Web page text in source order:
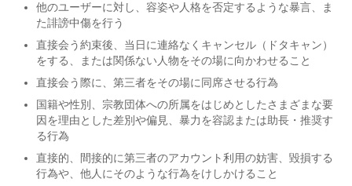
他のユーザーに対し、容姿や人格を否定するような暴言、ま
た誹謗中傷を行う
直接会う約束後、当日に連絡なくキャンセル（ドタキャン）
をする、または関係ない人物をその場に向かわせること
直接会う際に、第三者をその場に同席させる行為
国籍や性別、宗教団体への所属をはじめとしたさまざまな要
因を理由とした差別や偏見、暴力を容認または助長・推奨す
る行為
直接的、間接的に第三者のアカウント利用の妨害、毀損する
行為や、他人にそのような行為をけしかけること